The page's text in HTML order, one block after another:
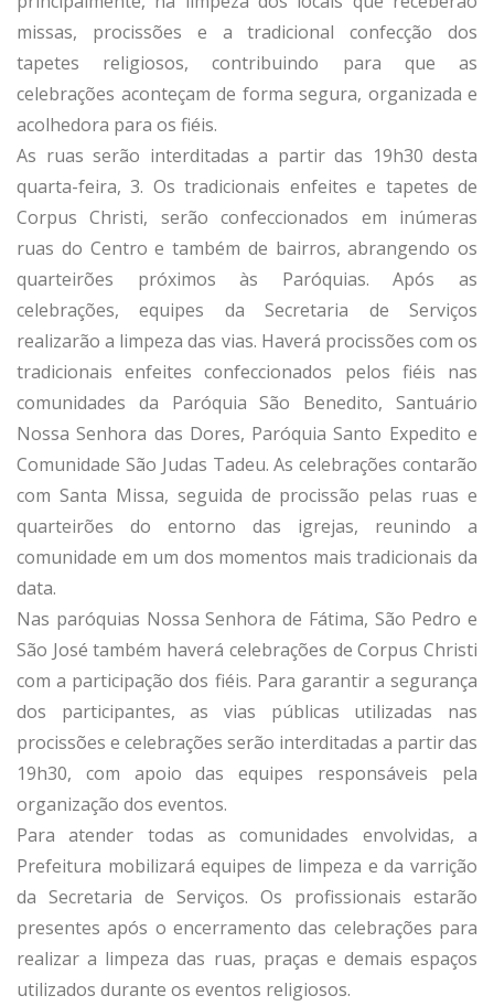
missas, procissões e a tradicional confecção dos
tapetes religiosos, contribuindo para que as
celebrações aconteçam de forma segura, organizada e
acolhedora para os fiéis.
As ruas serão interditadas a partir das 19h30 desta
quarta-feira, 3. Os tradicionais enfeites e tapetes de
Corpus Christi, serão confeccionados em inúmeras
ruas do Centro e também de bairros, abrangendo os
quarteirões próximos às Paróquias. Após as
celebrações, equipes da Secretaria de Serviços
realizarão a limpeza das vias. Haverá procissões com os
tradicionais enfeites confeccionados pelos fiéis nas
comunidades da Paróquia São Benedito, Santuário
Nossa Senhora das Dores, Paróquia Santo Expedito e
Comunidade São Judas Tadeu. As celebrações contarão
com Santa Missa, seguida de procissão pelas ruas e
quarteirões do entorno das igrejas, reunindo a
comunidade em um dos momentos mais tradicionais da
data.
Nas paróquias Nossa Senhora de Fátima, São Pedro e
São José também haverá celebrações de Corpus Christi
com a participação dos fiéis. Para garantir a segurança
dos participantes, as vias públicas utilizadas nas
procissões e celebrações serão interditadas a partir das
19h30, com apoio das equipes responsáveis pela
organização dos eventos.
Para atender todas as comunidades envolvidas, a
Prefeitura mobilizará equipes de limpeza e da varrição
da Secretaria de Serviços. Os profissionais estarão
presentes após o encerramento das celebrações para
realizar a limpeza das ruas, praças e demais espaços
utilizados durante os eventos religiosos.